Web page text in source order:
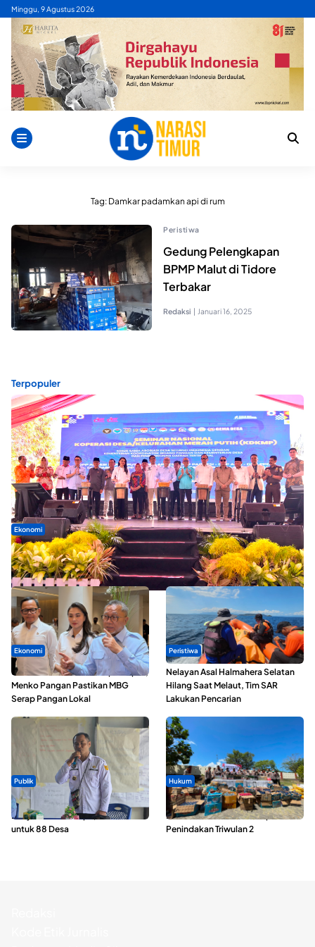
Skip
content
Minggu, 9 Agustus 2026
Tag: Damkar padamkan api di rum
Peristiwa
Gedung Pelengkapan
BPMP Malut di Tidore
Terbakar
Redaksi | Januari 16, 2025
Terpopuler
Ekonomi
Seminar di Ternate, Mendes Perkuat Sinergi Percepatan
Kopdes Merah Putih
Ekonomi
SPPG di Maluku Utara Dipercepat,
Menko Pangan Pastikan MBG
Serap Pangan Lokal
Peristiwa
Nelayan Asal Halmahera Selatan
Hilang Saat Melaut, Tim SAR
Lakukan Pencarian
Publik
ABDESI Morotai Apresiasi
Penyaluran ADD Rp3,13 Miliar
untuk 88 Desa
Hukum
Polda Maluku Utara Musnahkan
Ribuan Liter Miras Hasil Operasi
Penindakan Triwulan 2